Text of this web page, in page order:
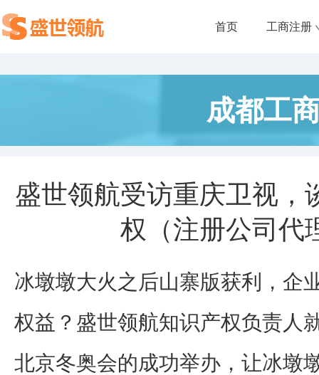
首页 工商注册
成都工
盛世领航受访重庆卫视，
权（注册公司代
冰墩墩大火之后山寨版获利，企
权益？盛世领航知识产权负责人
北京冬奥会的成功举办，让冰墩